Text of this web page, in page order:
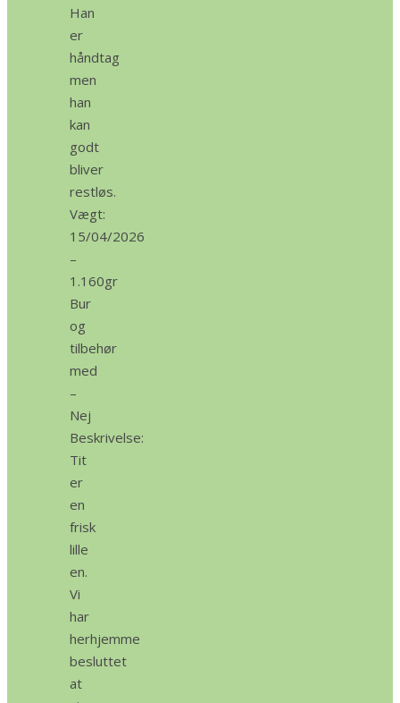
Han
er
håndtag
men
han
kan
godt
bliver
restløs.
Vægt:
15/04/2026
–
1.160gr
Bur
og
tilbehør
med
–
Nej
Beskrivelse:
Tit
er
en
frisk
lille
en.
Vi
har
herhjemme
besluttet
at